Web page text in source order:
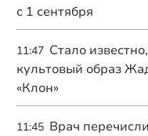
с 1 сентября
11:47 Стало
культовый образ
«Клон»
11:45 Врач